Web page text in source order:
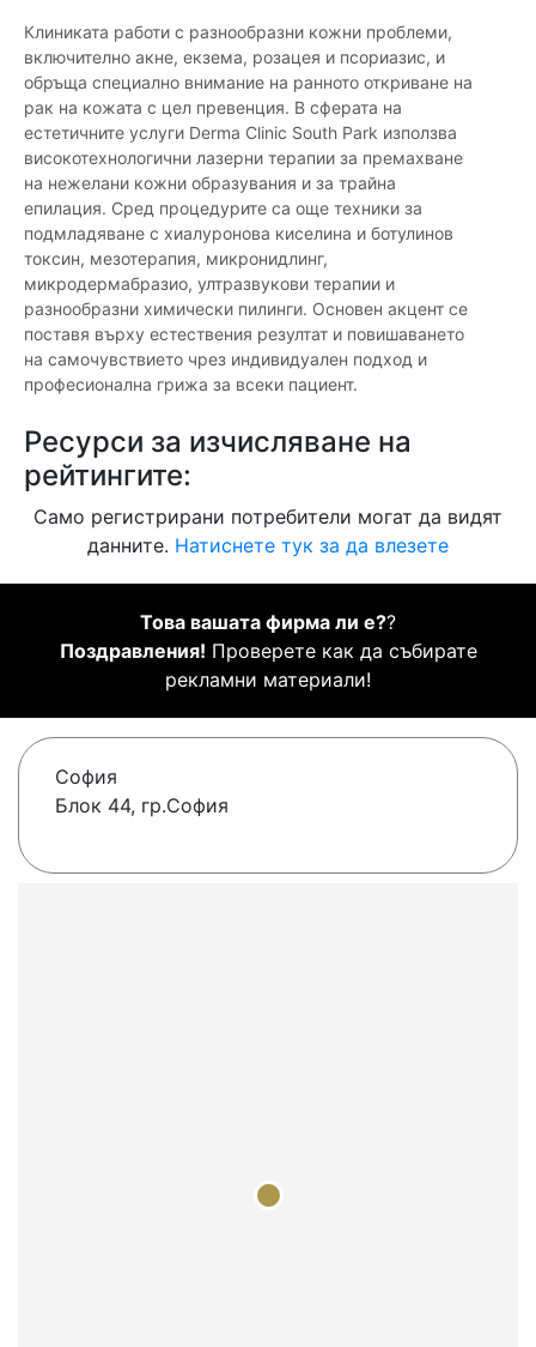
Клиниката работи с разнообразни кожни проблеми,
включително акне, екзема, розацея и псориазис, и
обръща специално внимание на ранното откриване на
рак на кожата с цел превенция. В сферата на
естетичните услуги Derma Clinic South Park използва
високотехнологични лазерни терапии за премахване
на нежелани кожни образувания и за трайна
епилация. Сред процедурите са още техники за
подмладяване с хиалуронова киселина и ботулинов
токсин, мезотерапия, микронидлинг,
микродермабразио, ултразвукови терапии и
разнообразни химически пилинги. Основен акцент се
поставя върху естествения резултат и повишаването
на самочувствието чрез индивидуален подход и
професионална грижа за всеки пациент.
Ресурси за изчисляване на
рейтингите:
Само регистрирани потребители могат да видят
данните. Натиснете тук за да влезете
Това вашата фирма ли е??
Поздравления! Проверете как да събирате
рекламни материали!
София
Блок 44, гр.София